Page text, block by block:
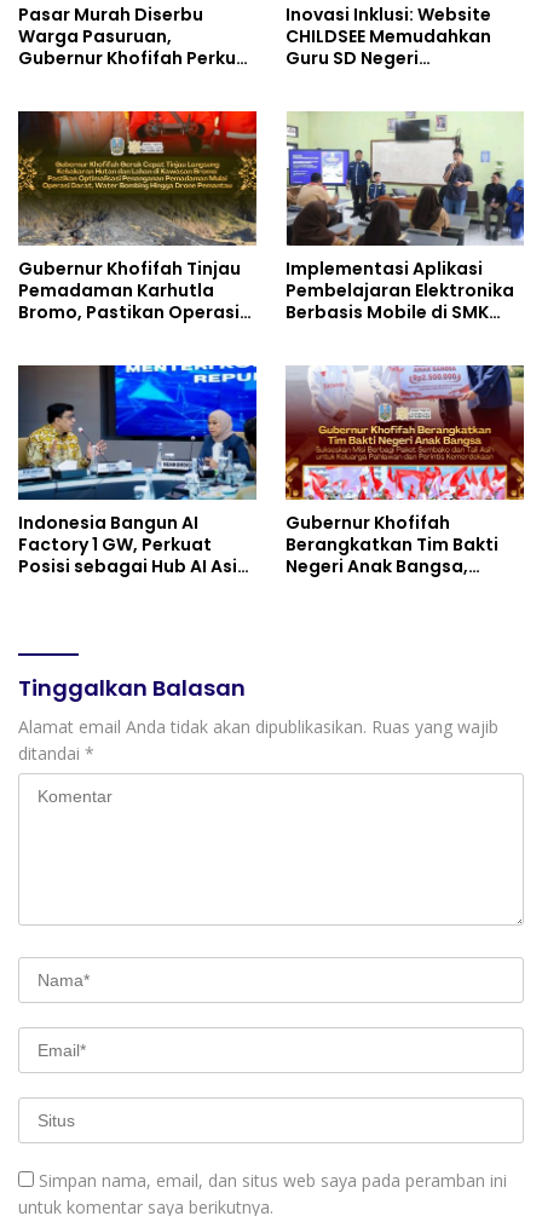
Pasar Murah Diserbu
Warga Pasuruan,
Gubernur Khofifah Perkuat
Inovasi Inklusi: Website
CHILDSEE Memudahkan
Guru SD Negeri
Berkebutuhan Khusus
Gubernur Khofifah Tinjau
Pemadaman Karhutla
Bromo, Pastikan Operasi
Implementasi Aplikasi
Pembelajaran Elektronika
Berbasis Mobile di SMK
dan Inovasi Pembelajaran
Indonesia Bangun AI
Factory 1 GW, Perkuat
Posisi sebagai Hub AI Asia
Gubernur Khofifah
Berangkatkan Tim Bakti
Negeri Anak Bangsa,
Tinggalkan Balasan
Alamat email Anda tidak akan dipublikasikan. Ruas yang wajib
ditandai *
Simpan nama, email, dan situs web saya pada peramban ini
untuk komentar saya berikutnya.